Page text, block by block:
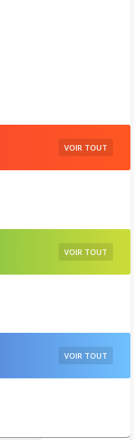
VOIR TOUT
VOIR TOUT
VOIR TOUT